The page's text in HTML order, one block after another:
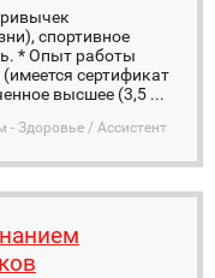
спортивное
* Опыт работы
сертификат
высшее (3,5 ...
- Здоровье / Ассистент